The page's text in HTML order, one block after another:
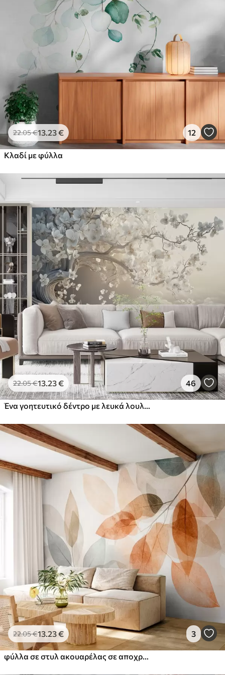
Στάνταρ
.99
Πρίμιουμ
56.67
Premium βινύλιο
65.00 39 .00 €/m²
Peel and Stick
81.6749.00€/m²
22.05€13 .23€ 12
Κλαδί με φύλλα
22.05€13 .23€ 46
22.05€13 .23€ 3